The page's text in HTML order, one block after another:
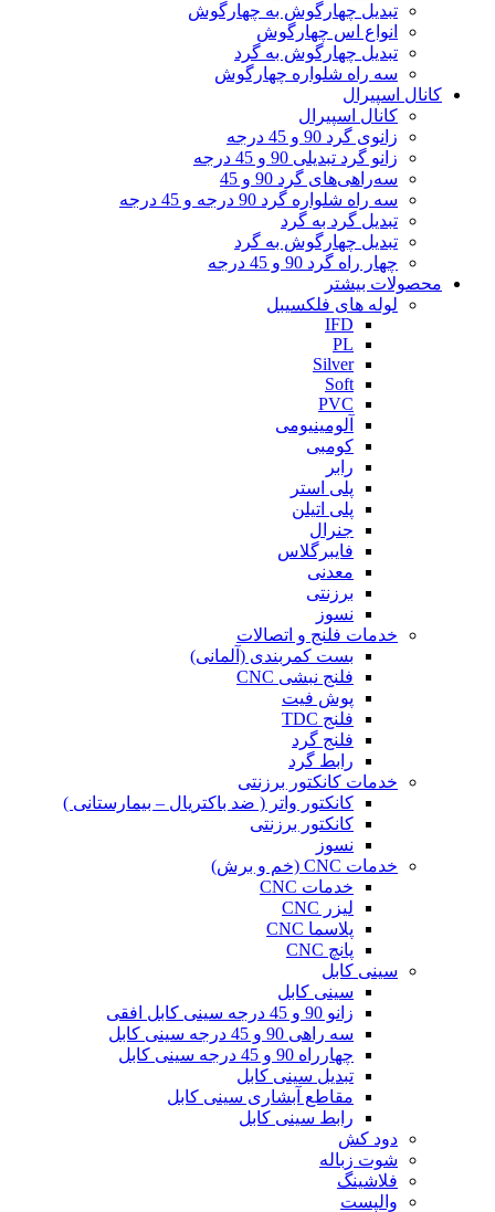
تبدیل چهارگوش به چهارگوش
انواع اس چهارگوش
تبدیل چهارگوش به گرد
سه راه شلواره چهارگوش
کانال اسپیرال
کانال اسپیرال
زانوی گرد 90 و 45 درجه
زانو گرد تبدیلی 90 و 45 درجه
سه‌راهی‌های گرد 90 و 45
سه راه شلواره گرد 90 درجه و 45 درجه
تبدیل گرد به گرد
تبدیل چهارگوش به گرد
چهار راه گرد 90 و 45 درجه
محصولات بیشتر
لوله های فلکسیبل
IFD
PL
Silver
Soft
PVC
آلومینیومی
کومبی
رابر
پلی استر
پلی اتیلن
جنرال
فایبرگلاس
معدنی
برزنتی
نسوز
خدمات فلنج و اتصالات
بست کمربندی (آلمانی)
فلنج نبشی CNC
پوش فیت
فلنج TDC
فلنج گرد
رابط گرد
خدمات کانکتور برزنتی
کانکتور واتر ( ضد باکتریال – بیمارستانی )
کانکتور برزنتی
نسوز
خدمات CNC (خم و برش)
خدمات CNC
لیزر CNC
پلاسما CNC
پانچ CNC
سینی کابل
سینی کابل
زانو 90 و 45 درجه سینی کابل افقی
سه راهی 90 و 45 درجه سینی کابل
چهارراه 90 و 45 درجه سینی کابل
تبدیل سینی کابل
مقاطع آبشاری سینی کابل
رابط سینی کابل
دود کش
شوت زباله
فلاشینگ
والپست